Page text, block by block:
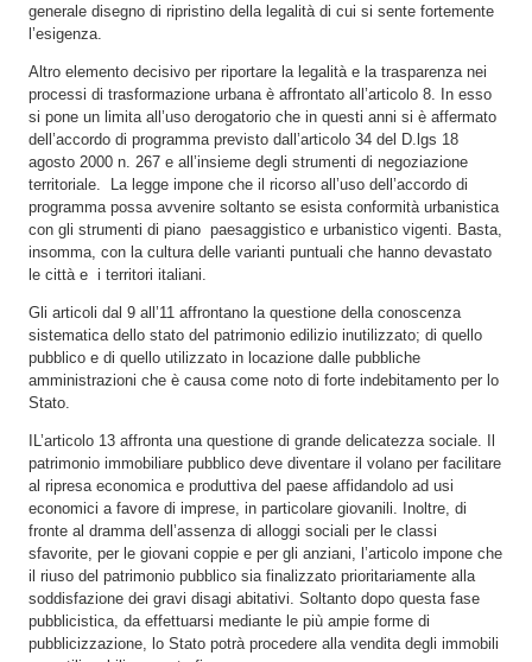
generale disegno di ripristino della legalità di cui si sente fortemente
l’esigenza.
Altro elemento decisivo per riportare la legalità e la trasparenza nei
processi di trasformazione urbana è affrontato all’articolo 8. In esso
si pone un limita all’uso derogatorio che in questi anni si è affermato
dell’accordo di programma previsto dall’articolo 34 del D.lgs 18
agosto 2000 n. 267 e all’insieme degli strumenti di negoziazione
territoriale. La legge impone che il ricorso all’uso dell’accordo di
programma possa avvenire soltanto se esista conformità urbanistica
con gli strumenti di piano paesaggistico e urbanistico vigenti. Basta,
insomma, con la cultura delle varianti puntuali che hanno devastato
le città e i territori italiani.
Gli articoli dal 9 all’11 affrontano la questione della conoscenza
sistematica dello stato del patrimonio edilizio inutilizzato; di quello
pubblico e di quello utilizzato in locazione dalle pubbliche
amministrazioni che è causa come noto di forte indebitamento per lo
Stato.
IL’articolo 13 affronta una questione di grande delicatezza sociale. Il
patrimonio immobiliare pubblico deve diventare il volano per facilitare
al ripresa economica e produttiva del paese affidandolo ad usi
economici a favore di imprese, in particolare giovanili. Inoltre, di
fronte al dramma dell’assenza di alloggi sociali per le classi
sfavorite, per le giovani coppie e per gli anziani, l’articolo impone che
il riuso del patrimonio pubblico sia finalizzato prioritariamente alla
soddisfazione dei gravi disagi abitativi. Soltanto dopo questa fase
pubblicistica, da effettuarsi mediante le più ampie forme di
pubblicizzazione, lo Stato potrà procedere alla vendita degli immobili